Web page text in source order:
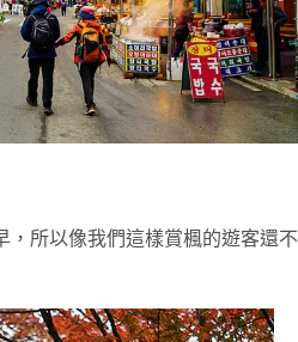
，所以像我們這樣賞楓的遊客還不